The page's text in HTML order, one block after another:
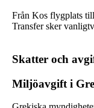
Från Kos flygplats
Transfer sker
Skatter och
Miljöavgift i